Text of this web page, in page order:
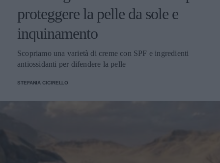
proteggere la pelle da sole e
inquinamento
Scopriamo una varietà di creme con SPF e ingredienti
antiossidanti per difendere la pelle
STEFANIA CICIRELLO